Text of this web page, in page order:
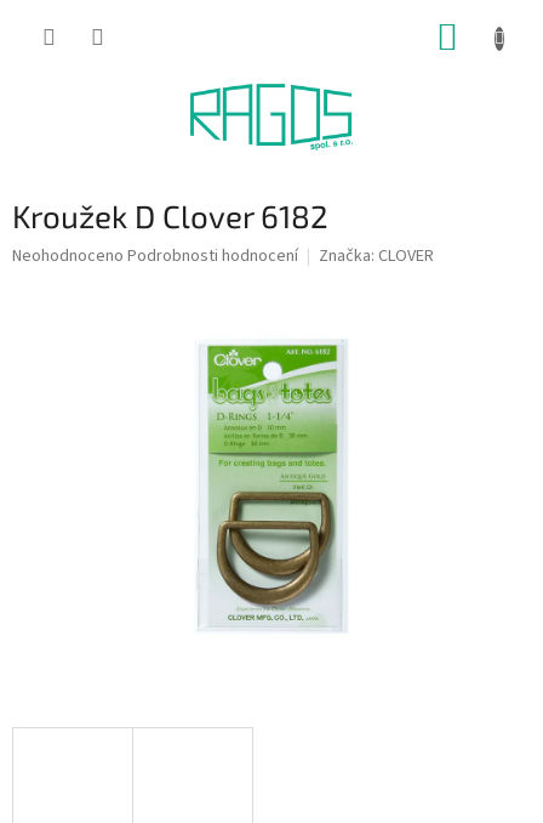
Kroužek D Clover 6182
Průměrné
Neohodnoceno Podrobnosti hodnocení Značka: CLOVER